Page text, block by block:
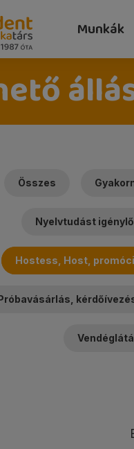
Munkák
Összes
Nyelvtudást igénylő
Hostess, Host,